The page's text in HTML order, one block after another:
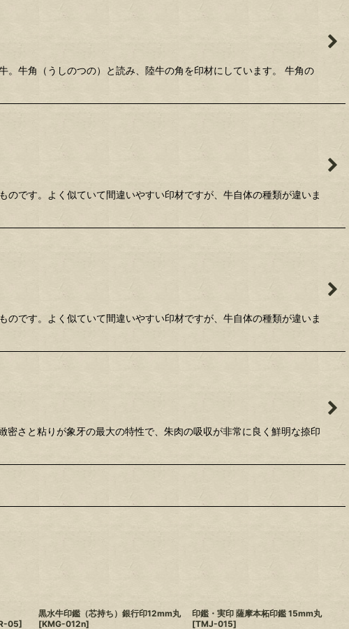
。牛角（うしのつの）と読み、陸牛の角を印材にしています。 牛角の
です。よく似ていて間違いやすい印材ですが、牛自体の種類が違いま
です。よく似ていて間違いやすい印材ですが、牛自体の種類が違いま
さと粘りが象牙の最大の特性で、朱肉の吸収が非常に良く鮮明な捺印
05]
黒水牛印鑑（芯持ち）銀行印12mm丸
[KMG-012n]
印鑑・実印 薩摩本柘印鑑 15mm丸
[TMJ-015]